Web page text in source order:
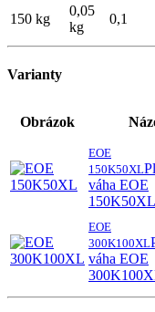
150 kg
0,05
kg
0,1
Varianty
Obrázok
EOE
150K50XL
váha EOE
150K50XL
EOE
300K100XL
váha EOE